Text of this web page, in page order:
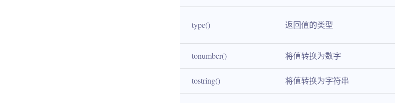
type() 返回值的类型
tonumber() 将值转换为数字
tostring() 将值转换为字符串